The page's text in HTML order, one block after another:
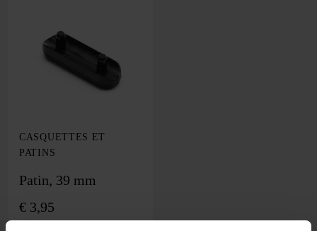
CASQUETTES ET
PATINS
Patin, 39 mm
€ 3,95